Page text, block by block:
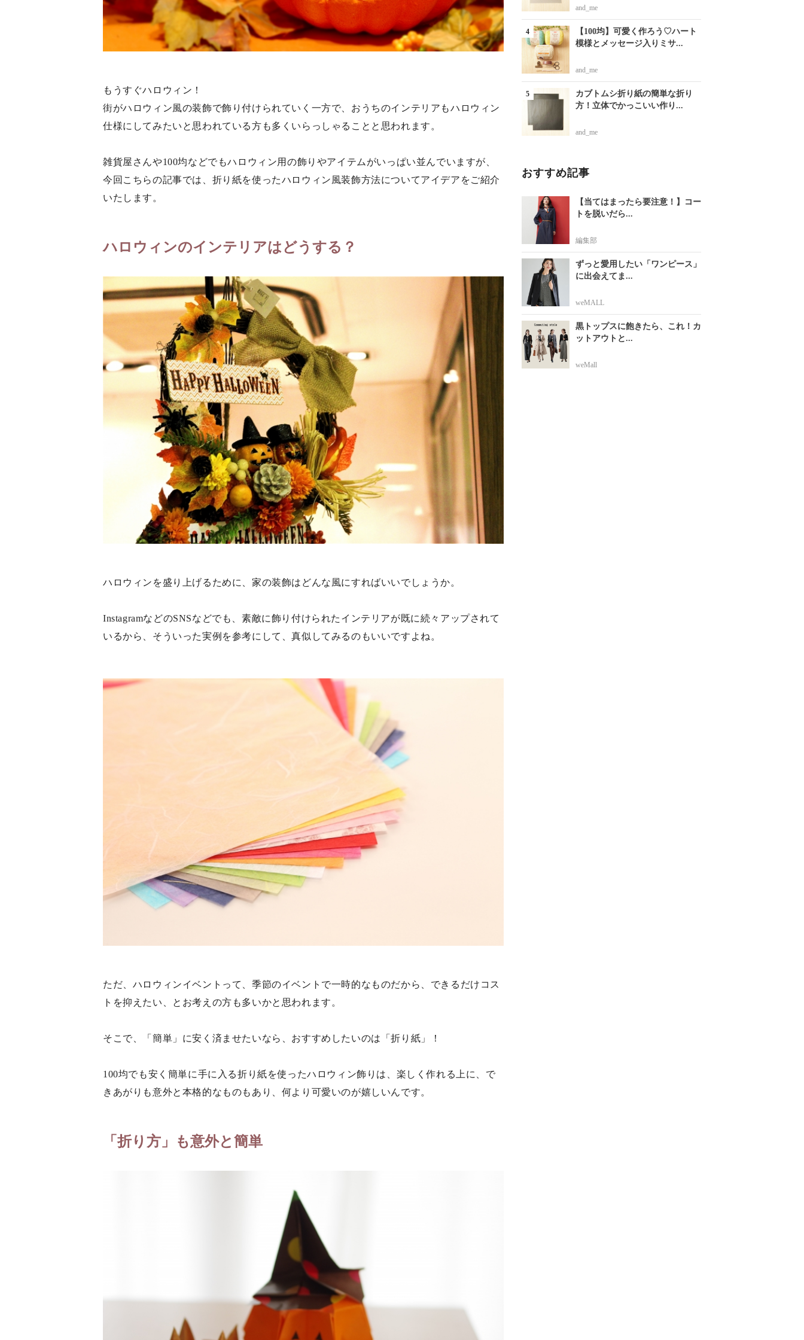
もうすぐハロウィン！
街がハロウィン風の装飾で飾り付けられていく一方で、おうちのインテリアもハロウィン
仕様にしてみたいと思われている方も多くいらっしゃることと思われます。
雑貨屋さんや100均などでもハロウィン用の飾りやアイテムがいっぱい並んでいますが、
今回こちらの記事では、折り紙を使ったハロウィン風装飾方法についてアイデアをご紹介
いたします。
ハロウィンのインテリアはどうする？
ハロウィンを盛り上げるために、家の装飾はどんな風にすればいいでしょうか。
InstagramなどのSNSなどでも、素敵に飾り付けられたインテリアが既に続々アップされて
いるから、そういった実例を参考にして、真似してみるのもいいですよね。
ただ、ハロウィンイベントって、季節のイベントで一時的なものだから、できるだけコス
トを抑えたい、とお考えの方も多いかと思われます。
そこで、「簡単」に安く済ませたいなら、おすすめしたいのは「折り紙」！
100均でも安く簡単に手に入る折り紙を使ったハロウィン飾りは、楽しく作れる上に、で
きあがりも意外と本格的なものもあり、何より可愛いのが嬉しいんです。
「折り方」も意外と簡単
and_me
【100均】可愛く作ろう♡ハート
模様とメッセージ入りミサ...
and_me
カブトムシ折り紙の簡単な折り
方！立体でかっこいい作り...
and_me
おすすめ記事
【当てはまったら要注意！】コー
トを脱いだら...
編集部
ずっと愛用したい「ワンピース」
に出会えてま...
weMALL
黒トップスに飽きたら、これ！カ
ットアウトと...
weMall